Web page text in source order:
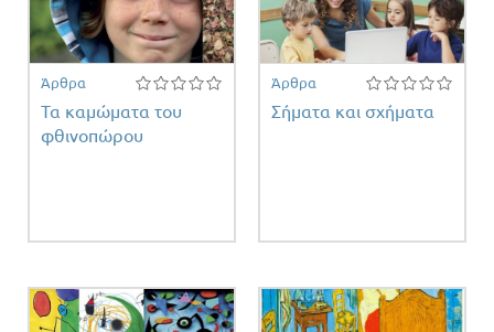
Άρθρα
Τα καμώματα του
φθινοπώρου
Άρθρα
Σήματα και σχήματα